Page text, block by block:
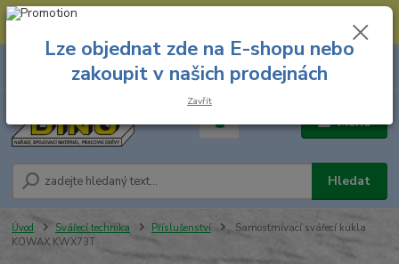
--- Spojovací materiál: 774 431 045 --- Prodejna nářadí: 731 449 423 --
Menu
Hledat
8.00 hod. - 16.00 hod.
za
Úvod Svářecí technika Příslušenství
Samostmívací svářecí kukla
KOWAX KWX73T
Lze objednat zde na E-shopu nebo
zakoupit v našich prodejnách
Zavřít